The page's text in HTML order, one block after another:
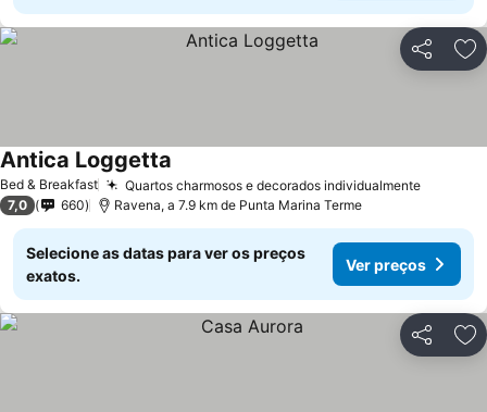
Partilhar
Bed & Breakfast Quartos charmosos e decorados individualmente
Antica Loggetta
7,0 660 Ravena, a 7.9 km de Punta Marina Terme
Selecione as datas para ver os preços
exatos.
Ver preços
Partilhar